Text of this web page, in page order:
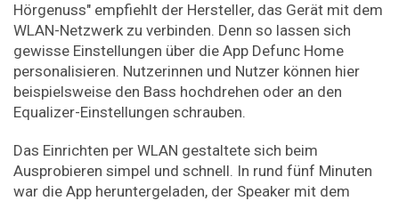
Hörgenuss" empfiehlt der Hersteller, das Gerät mit dem
WLAN-Netzwerk zu verbinden. Denn so lassen sich
gewisse Einstellungen über die App Defunc Home
personalisieren. Nutzerinnen und Nutzer können hier
beispielsweise den Bass hochdrehen oder an den
Equalizer-Einstellungen schrauben.
Das Einrichten per WLAN gestaltete sich beim
Ausprobieren simpel und schnell. In rund fünf Minuten
war die App heruntergeladen, der Speaker mit dem